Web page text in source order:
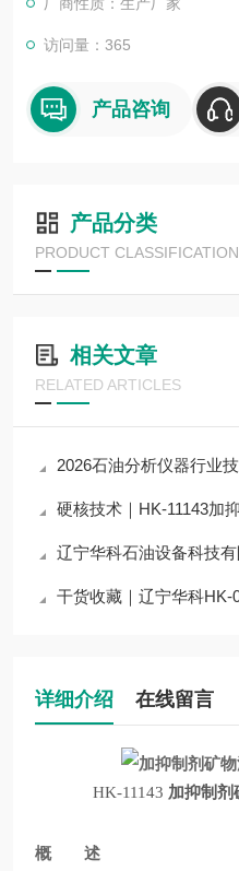
访问量：365
产品咨询
产品分类
PRODUCT CLASSIFICATION
相关文章
RELATED ARTICLES
2026石油分析仪器行业技术前沿：辽
硬核技术｜HK-11143加抑制剂防锈
辽宁华科石油设备科技有限公司
干货收藏｜辽宁华科HK-0844 涡轮
详细介绍 在线留言
HK-11143 加抑制剂
概 述